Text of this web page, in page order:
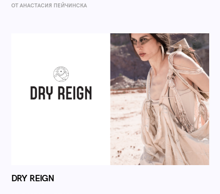
ОТ AНАСТАСИЯ ПЕЙЧИНСКА
DRY REIGN